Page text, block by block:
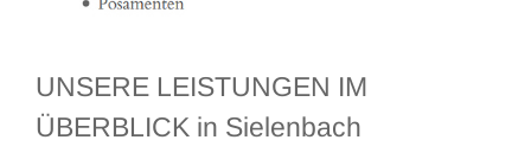
UNSERE LEISTUNGEN IM
ÜBERBLICK in Sielenbach